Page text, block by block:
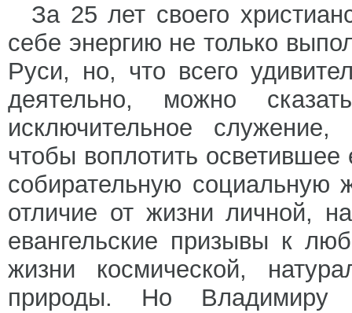
За 25 лет своего
себе энергию не только
Руси, но, что всего
деятельно, можно
исключительное
чтобы воплотить осветившее
собирательную
отличие от жизни личной,
евангельские призывы к
жизни космической,
природы. Но Владимиру